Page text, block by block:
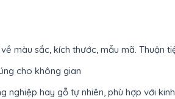
màu sắc, kích thước, mẫu mã. Thuận
cho không gian
nghiệp hay gỗ tự nhiên, phù hợp với